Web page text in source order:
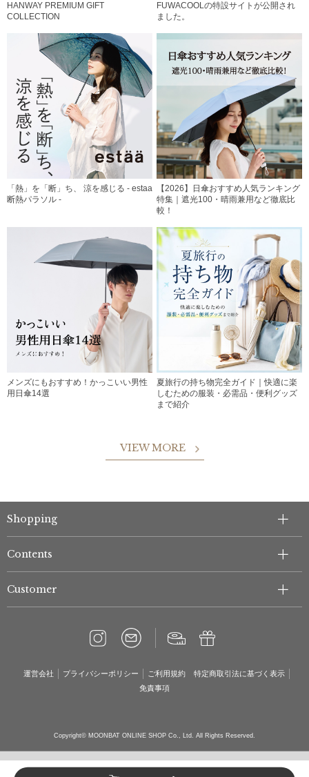
HANWAY PREMIUM GIFT
COLLECTION
FUWACOOLの特設サイトが公開され
ました。
「熱」を「断」ち、 涼を感じる - estaa
断熱パラソル -
【2026】日傘おすすめ人気ランキング
特集｜遮光100・晴雨兼用など徹底比
較！
メンズにもおすすめ！かっこいい男性
用日傘14選
夏旅行の持ち物完全ガイド｜快適に楽
しむための服装・必需品・便利グッズ
まで紹介
VIEW MORE
Shopping
Contents
Customer
運営会社 プライバシーポリシー ご利用規約
特定商取引法に基づく表示
免責事項
Copyright© MOONBAT ONLINE SHOP Co., Ltd. All Rights Reserved.